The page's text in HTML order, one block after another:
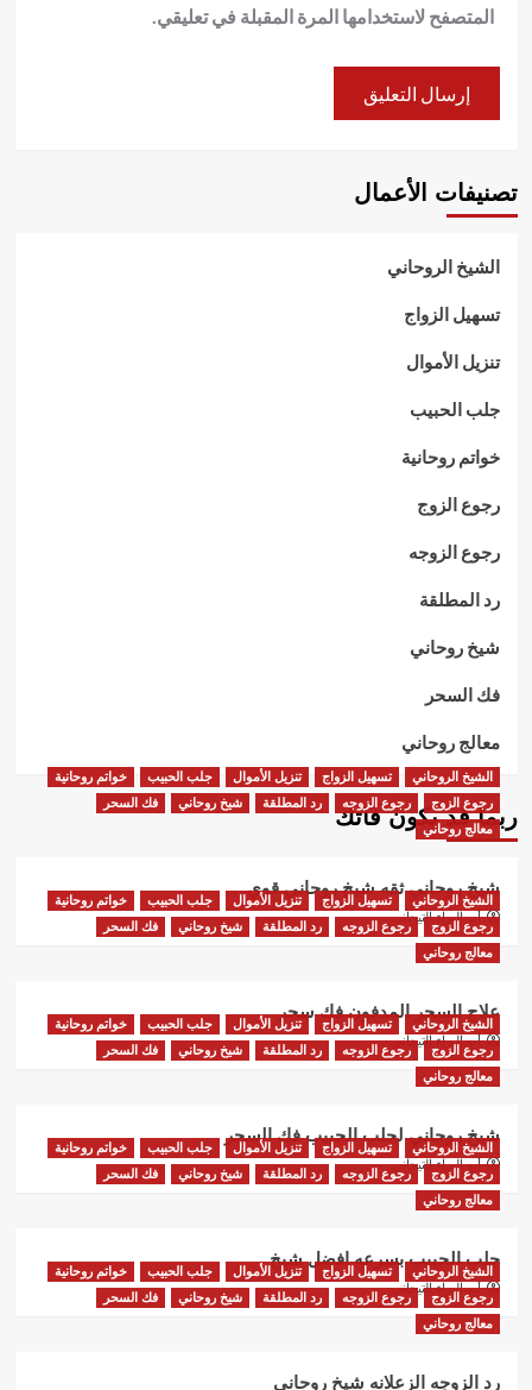
المتصفح لاستخدامها المرة المقبلة في تعليقي.
تصنيفات الأعمال
الشيخ الروحاني
تسهيل الزواج
تنزيل الأموال
جلب الحبيب
خواتم روحانية
رجوع الزوج
رجوع الزوجه
رد المطلقة
شيخ روحاني
فك السحر
معالج روحاني
ربما قد يكون فاتك
الشيخ الروحاني تسهيل الزواج تنزيل الأموال جلب الحبيب
خواتم روحانية
رجوع الزوج
رجوع الزوجه رد المطلقة شيخ روحاني
فك السحر
معالج روحاني
شيخ روحاني ثقه شيخ روحاني قوي
أبو البراء التيجاني
الشيخ الروحاني تسهيل الزواج تنزيل الأموال جلب الحبيب
خواتم روحانية
رجوع الزوج
رجوع الزوجه رد المطلقة شيخ روحاني
فك السحر
معالج روحاني
علاج السحر المدفون فك سحر
أبو البراء التيجاني
الشيخ الروحاني تسهيل الزواج تنزيل الأموال جلب الحبيب
خواتم روحانية
رجوع الزوج
رجوع الزوجه رد المطلقة شيخ روحاني
فك السحر
معالج روحاني
شيخ روحاني لجلب الحبيب فك السحر
أبو البراء التيجاني
الشيخ الروحاني تسهيل الزواج تنزيل الأموال جلب الحبيب
خواتم روحانية
رجوع الزوج
رجوع الزوجه رد المطلقة شيخ روحاني
فك السحر
معالج روحاني
جلب الحبيب بسرعه افضل شيخ
أبو البراء التيجاني
الشيخ الروحاني تسهيل الزواج تنزيل الأموال جلب الحبيب
خواتم روحانية
رجوع الزوج
رجوع الزوجه رد المطلقة شيخ روحاني
فك السحر
معالج روحاني
رد الزوجه الزعلانه شيخ روحاني